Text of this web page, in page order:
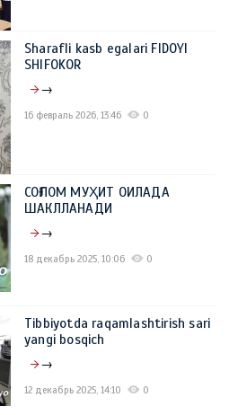
Sharafli kasb egalari FIDOYI
SHIFOKOR
→
16 февраль 2026, 13:46 0
СОҒЛОМ МУҲИТ ОИЛАДА
ШАКЛЛАНАДИ
→
18 декабрь 2025, 10:06 0
Tibbiyotda raqamlashtirish sari
yangi bosqich
→
12 декабрь 2025, 14:10 0